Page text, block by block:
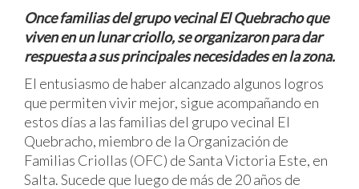
Once familias del grupo vecinal El Quebracho que
viven en un lunar criollo, se organizaron para dar
respuesta a sus principales necesidades en la zona.
El entusiasmo de haber alcanzado algunos logros
que permiten vivir mejor, sigue acompañando en
estos días a las familias del grupo vecinal El
Quebracho, miembro de la Organización de
Familias Criollas (OFC) de Santa Victoria Este, en
Salta. Sucede que luego de más de 20 años de